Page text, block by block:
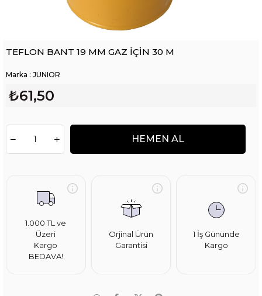
TEFLON BANT 19 MM GAZ İÇİN 30 M
Marka : JUNIOR
₺61,50
1.000 TL ve
Üzeri
Kargo
BEDAVA!
Orjinal Ürün
Garantisi
1 İş Gününde
Kargo